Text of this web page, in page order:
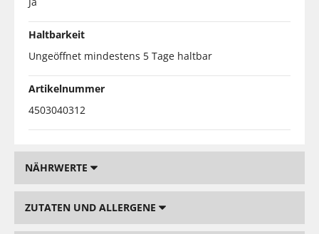
Haltbarkeit
Ungeöffnet mindestens 5 Tage haltbar
Artikelnummer
4503040312
NÄHRWERTE
ZUTATEN UND ALLERGENE